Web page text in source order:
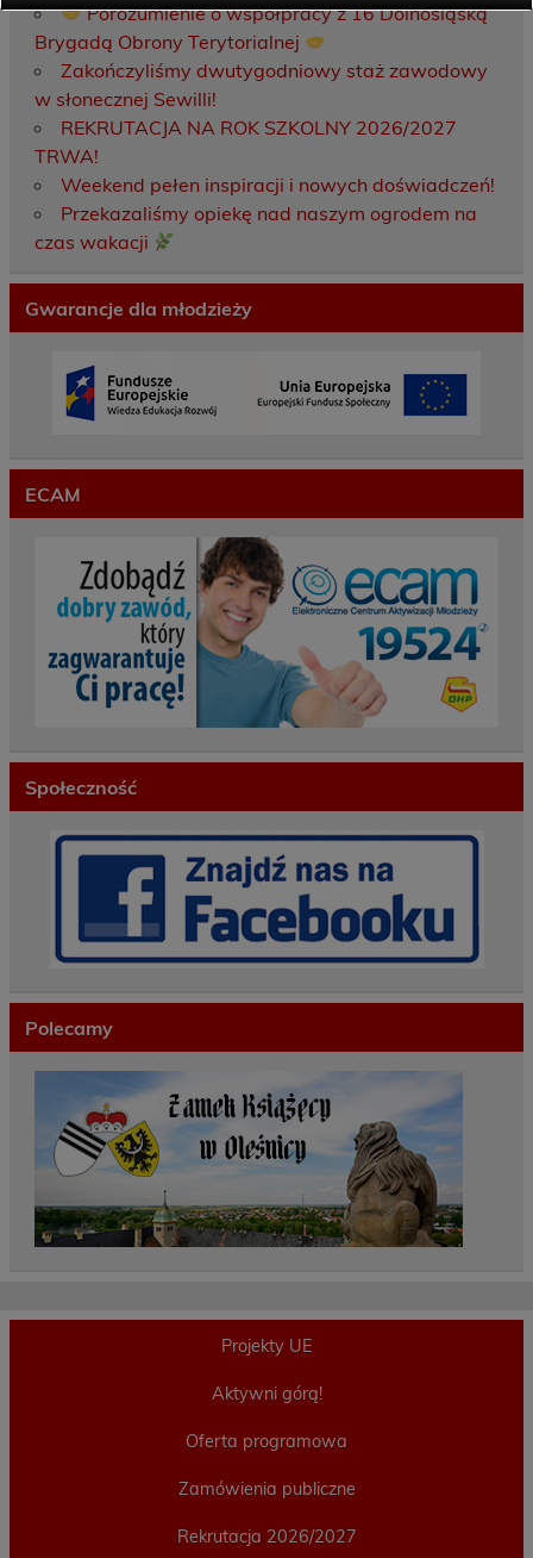
Porozumienie o współpracy z 16 Dolnośląską
Brygadą Obrony Terytorialnej
Zakończyliśmy dwutygodniowy staż zawodowy
w słonecznej Sewilli!
REKRUTACJA NA ROK SZKOLNY 2026/2027
TRWA!
Weekend pełen inspiracji i nowych doświadczeń!
Przekazaliśmy opiekę nad naszym ogrodem na
czas wakacji
Gwarancje dla młodzieży
ECAM
Społeczność
Polecamy
Projekty UE
Aktywni górą!
Oferta programowa
Zamówienia publiczne
Rekrutacja 2026/2027